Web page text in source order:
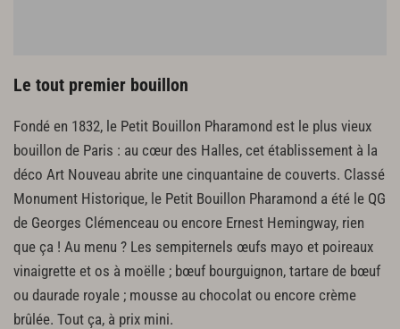
Le tout premier bouillon
Fondé en 1832, le Petit Bouillon Pharamond est le plus vieux
bouillon de Paris : au cœur des Halles, cet établissement à la
déco Art Nouveau abrite une cinquantaine de couverts. Classé
Monument Historique, le Petit Bouillon Pharamond a été le QG
de Georges Clémenceau ou encore Ernest Hemingway, rien
que ça ! Au menu ? Les sempiternels œufs mayo et poireaux
vinaigrette et os à moëlle ; bœuf bourguignon, tartare de bœuf
ou daurade royale ; mousse au chocolat ou encore crème
brûlée. Tout ça, à prix mini.